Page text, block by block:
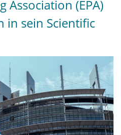
Betrieb
Parkhäusern
Tiefgaragen“
Mannheim“
Association (EPA)
in sein Scientific